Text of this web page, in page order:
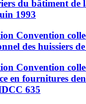
du bâtiment de
1993
Convention
des huissiers
Convention
en fournitures
635